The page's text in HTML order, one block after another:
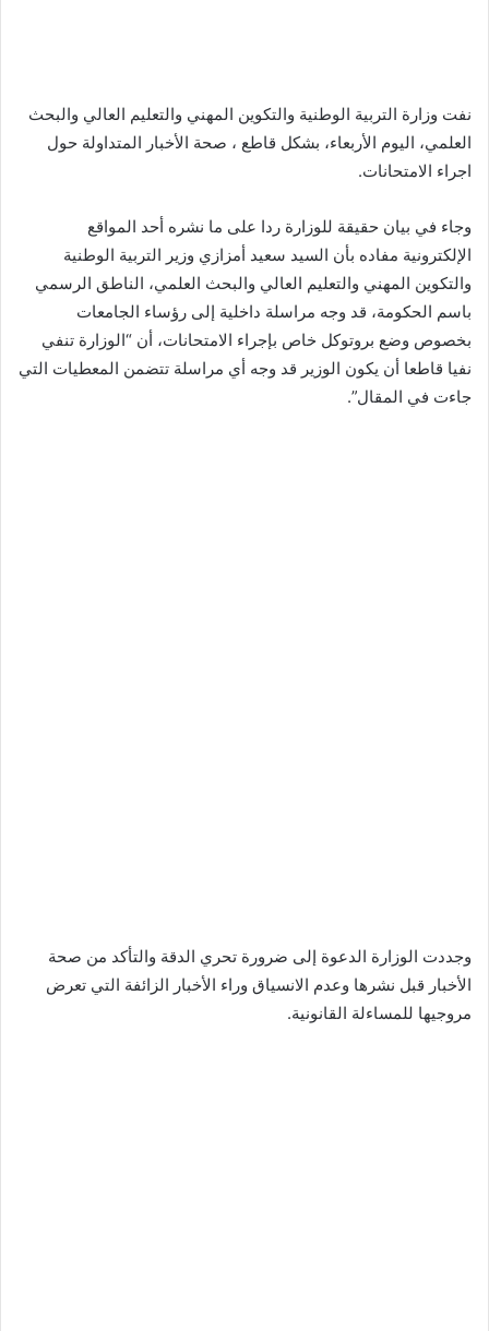
نفت وزارة التربية الوطنية والتكوين المهني والتعليم العالي والبحث
العلمي، اليوم الأربعاء، بشكل قاطع ، صحة الأخبار المتداولة حول
اجراء الامتحانات.
وجاء في بيان حقيقة للوزارة ردا على ما نشره أحد المواقع
الإلكترونية مفاده بأن السيد سعيد أمزازي وزير التربية الوطنية
والتكوين المهني والتعليم العالي والبحث العلمي، الناطق الرسمي
باسم الحكومة، قد وجه مراسلة داخلية إلى رؤساء الجامعات
بخصوص وضع بروتوكل خاص بإجراء الامتحانات، أن “الوزارة تنفي
نفيا قاطعا أن يكون الوزير قد وجه أي مراسلة تتضمن المعطيات التي
جاءت في المقال”.
وجددت الوزارة الدعوة إلى ضرورة تحري الدقة والتأكد من صحة
الأخبار قبل نشرها وعدم الانسياق وراء الأخبار الزائفة التي تعرض
مروجيها للمساءلة القانونية.